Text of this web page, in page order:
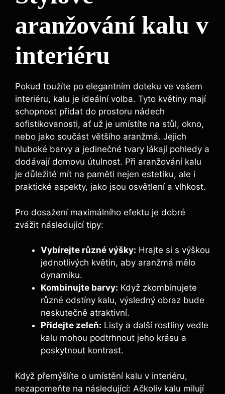
aranžování ‍kalu v
interiéru
Pokud toužíte po elegantním doteku ve vašem
interiéru, kalu je ideální volba. Tyto‌ květiny⁤ mají
schopnost přidat do⁢ prostoru nádech
sofistikovanosti, ať už je umístíte na stůl, okno,
nebo jako⁤ součást většího aranžmá. Jejich
hluboké barvy a jedinečné tvary lákají pohledy a
dodávají domovu útulnost. Při aranžování kalu
je důležité mít na paměti nejen estetiku, ale i
praktické aspekty, jako jsou osvětlení a ​vlhkost.
Pro dosažení maximálního efektu je dobré
zvážit následující tipy:
Vybírejte⁣ různé ‍výšky: Hrajte si s výškou‍
jednotlivých květin, aby aranžmá mělo
dynamiku.
Kombinujte barvy: Když zkombinujete
různé odstíny kalu, výsledný obraz bude
neskutečně atraktivní.
Přidejte zeleň: Listy a další⁣ rostliny vedle
kalu mohou podtrhnout jeho krásu​ a
poskytnout kontrast.
Když přemýšlíte ‌o umístění kalu v interiéru,
nezapomeňte na následující: Ačkoliv kalu milují